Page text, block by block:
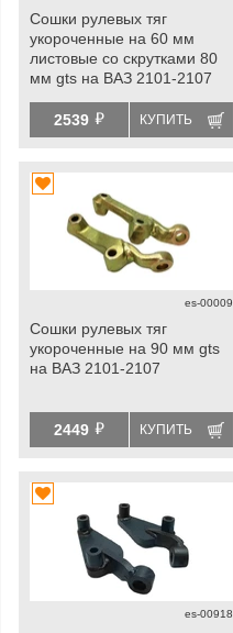
Сошки рулевых тяг
укороченные на 60 мм
листовые со скрутками 80
мм gts на ВАЗ 2101-2107
2539 й КУПИТЬ
es-00009
Сошки рулевых тяг
укороченные на 90 мм gts
на ВАЗ 2101-2107
2449 й КУПИТЬ
es-00918